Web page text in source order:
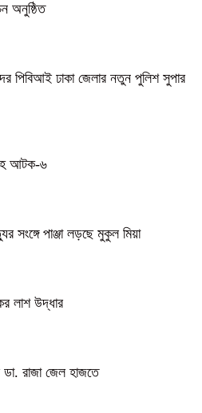
অনুষ্ঠিত
পিবিআই ঢাকা জেলার নতুন পুলিশ সুপার
আটক-৬
সংঙ্গে পাঞ্জা লড়ছে মুকুল মিয়া
লাশ উদ্ধার
ডা. রাজা জেল হাজতে